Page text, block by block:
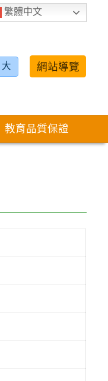
繁體中文
大 網站導覽
教育品質保證